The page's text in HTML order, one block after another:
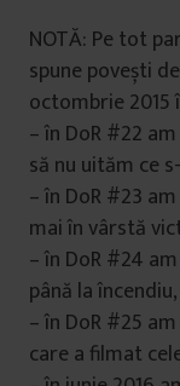
NOTĂ: Pe tot
spune povești
octombrie 2015
– în DoR #22
să nu uităm ce
– în DoR #23
mai în vârstă
– în DoR #24
până la
– în DoR #25
care a filmat